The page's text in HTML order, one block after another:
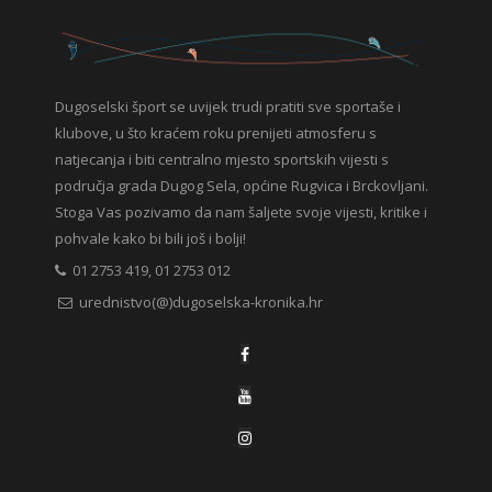
Dugoselski šport se uvijek trudi pratiti sve sportaše i
klubove, u što kraćem roku prenijeti atmosferu s
natjecanja i biti centralno mjesto sportskih vijesti s
područja grada Dugog Sela, općine Rugvica i Brckovljani.
Stoga Vas pozivamo da nam šaljete svoje vijesti, kritike i
pohvale kako bi bili još i bolji!
01 2753 419, 01 2753 012
urednistvo(@)dugoselska-kronika.hr